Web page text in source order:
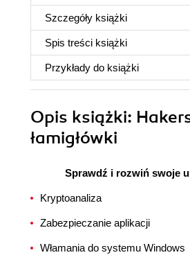
Szczegóły książki
Spis treści książki
Przykłady do książki
Opis książki:
łamigłówki
Sprawdź i rozwiń swoje
Kryptoanaliza
Zabezpieczanie aplikacji
Włamania do systemu Windows